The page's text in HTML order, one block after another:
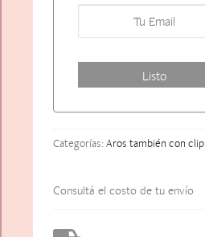
Categorías: Aros también con clip
Consultá el costo de tu envío